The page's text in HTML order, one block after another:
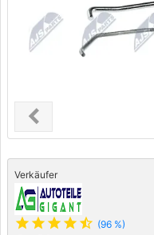
chevron_leftPrevious
Verkäufer
star star star star star_half (96 %)